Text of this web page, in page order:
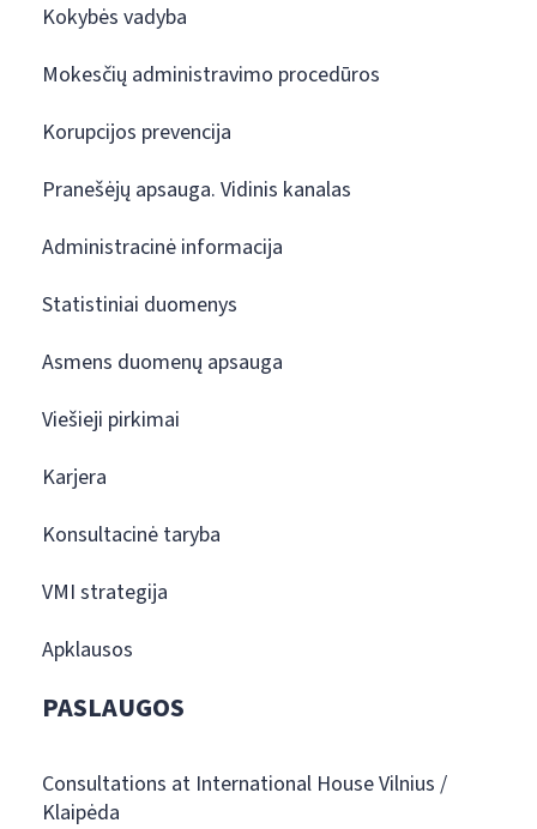
Kokybės vadyba
Mokesčių administravimo procedūros
Korupcijos prevencija
Pranešėjų apsauga. Vidinis kanalas
Administracinė informacija
Statistiniai duomenys
Asmens duomenų apsauga
Viešieji pirkimai
Karjera
Konsultacinė taryba
VMI strategija
Apklausos
PASLAUGOS
Consultations at International House Vilnius /
Klaipėda